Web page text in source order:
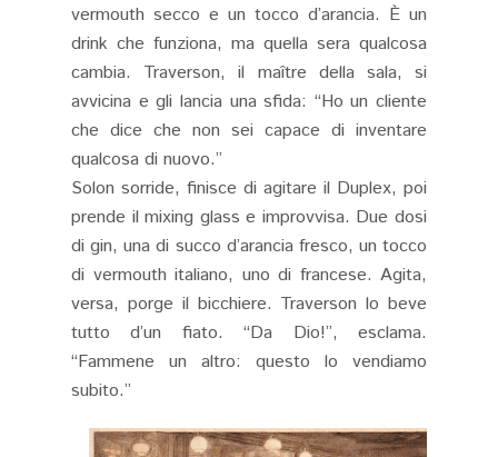
vermouth secco e un tocco d’arancia. È un
drink che funziona, ma quella sera qualcosa
cambia. Traverson, il maître della sala, si
avvicina e gli lancia una sfida: “Ho un cliente
che dice che non sei capace di inventare
qualcosa di nuovo.”
Solon sorride, finisce di agitare il Duplex, poi
prende il mixing glass e improvvisa. Due dosi
di gin, una di succo d’arancia fresco, un tocco
di vermouth italiano, uno di francese. Agita,
versa, porge il bicchiere. Traverson lo beve
tutto d’un fiato. “Da Dio!”, esclama.
“Fammene un altro: questo lo vendiamo
subito.”